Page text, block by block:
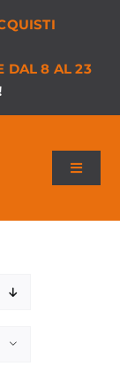
DAL 8 AL 23
Toggle